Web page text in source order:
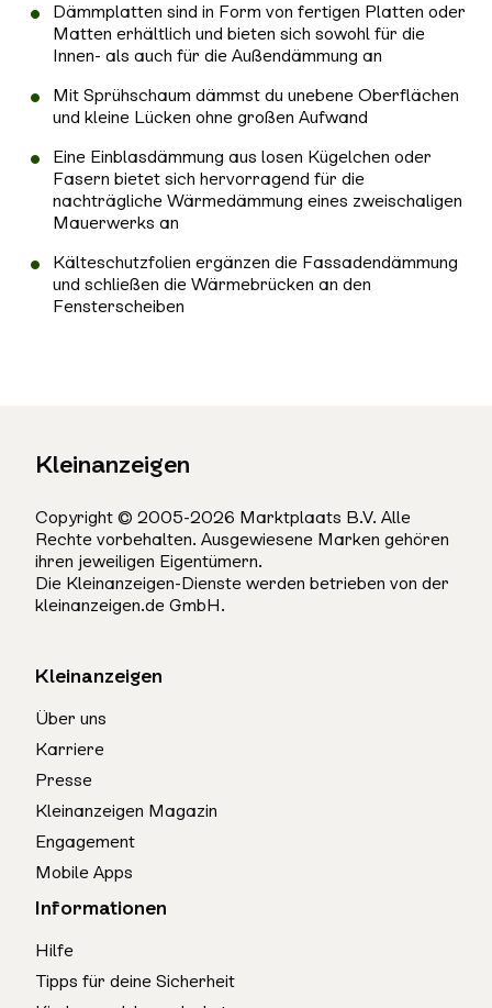
Dämmplatten sind in Form von fertigen Platten oder
Matten erhältlich und bieten sich sowohl für die
Innen- als auch für die Außendämmung an
Mit Sprühschaum dämmst du unebene Oberflächen
und kleine Lücken ohne großen Aufwand
Eine Einblasdämmung aus losen Kügelchen oder
Fasern bietet sich hervorragend für die
nachträgliche Wärmedämmung eines zweischaligen
Mauerwerks an
Kälteschutzfolien ergänzen die Fassadendämmung
und schließen die Wärmebrücken an den
Fensterscheiben
Kleinanzeigen
Copyright © 2005-2026 Marktplaats B.V. Alle
Rechte vorbehalten. Ausgewiesene Marken gehören
ihren jeweiligen Eigentümern.
Die Kleinanzeigen-Dienste werden betrieben von der
kleinanzeigen.de GmbH.
Kleinanzeigen
Über uns
Karriere
Presse
Kleinanzeigen Magazin
Engagement
Mobile Apps
Informationen
Hilfe
Tipps für deine Sicherheit